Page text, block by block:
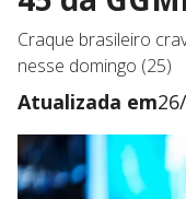
Craque brasileiro
nesse domingo (25)
Atualizada em